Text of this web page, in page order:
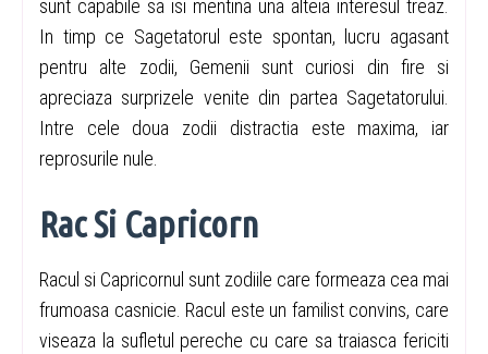
sunt capabile sa isi mentina una alteia interesul treaz.
In timp ce Sagetatorul este spontan, lucru agasant
pentru alte zodii, Gemenii sunt curiosi din fire si
apreciaza surprizele venite din partea Sagetatorului.
Intre cele doua zodii distractia este maxima, iar
reprosurile nule.
Rac Si Capricorn
Racul si Capricornul sunt zodiile care formeaza cea mai
frumoasa casnicie. Racul este un familist convins, care
viseaza la sufletul pereche cu care sa traiasca fericiti